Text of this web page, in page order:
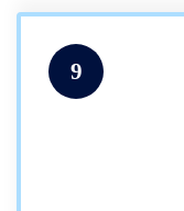
9